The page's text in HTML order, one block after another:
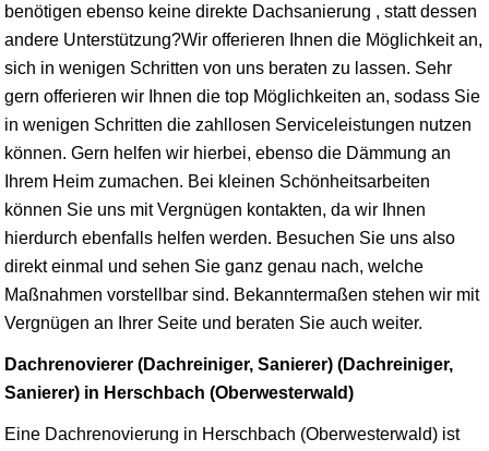
benötigen ebenso keine direkte Dachsanierung , statt dessen
andere Unterstützung?Wir offerieren Ihnen die Möglichkeit an,
sich in wenigen Schritten von uns beraten zu lassen. Sehr
gern offerieren wir Ihnen die top Möglichkeiten an, sodass Sie
in wenigen Schritten die zahllosen Serviceleistungen nutzen
können. Gern helfen wir hierbei, ebenso die Dämmung an
Ihrem Heim zumachen. Bei kleinen Schönheitsarbeiten
können Sie uns mit Vergnügen kontakten, da wir Ihnen
hierdurch ebenfalls helfen werden. Besuchen Sie uns also
direkt einmal und sehen Sie ganz genau nach, welche
Maßnahmen vorstellbar sind. Bekanntermaßen stehen wir mit
Vergnügen an Ihrer Seite und beraten Sie auch weiter.
Dachrenovierer (Dachreiniger, Sanierer) (Dachreiniger,
Sanierer) in Herschbach (Oberwesterwald)
Eine Dachrenovierung in Herschbach (Oberwesterwald) ist